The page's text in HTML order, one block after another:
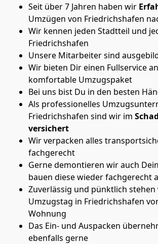
Seit über 7 Jahren haben wir
Umzügen von Friedrichshafen
Wir kennen jeden Stadtteil und
Friedrichshafen
Unsere Mitarbeiter sind
Wir bieten Dir einen Fullservice
komfortable Umzugspaket
Bei uns bist Du in den besten
Als professionelles
Friedrichshafen sind wir im
versichert
Wir verpacken alles
fachgerecht
Gerne demontieren wir auch
bauen diese wieder fachgerecht
Zuverlässig und pünktlich stehen
Umzugstag in Friedrichshafen
Wohnung
Das Ein- und Auspacken
ebenfalls gerne